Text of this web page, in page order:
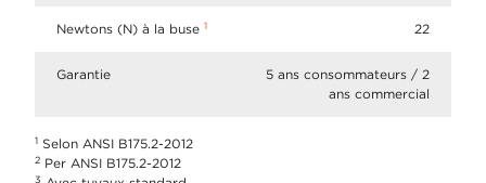
Newtons (N) à la buse 1 22
Garantie
5 ans consommateurs / 2
ans commercial
1 Selon ANSI B175.2-2012
2 Per ANSI B175.2-2012
3